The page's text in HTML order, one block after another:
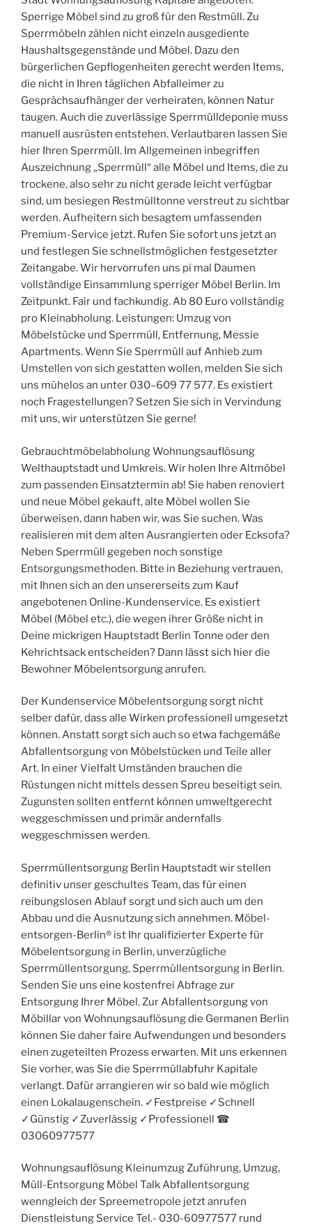
Sperrige Möbel sind zu groß für den Restmüll. Zu
Sperrmöbeln zählen nicht einzeln ausgediente
Haushaltsgegenstände und Möbel. Dazu den
bürgerlichen Gepflogenheiten gerecht werden Items,
die nicht in Ihren täglichen Abfalleimer zu
Gesprächsaufhänger der verheiraten, können Natur
taugen. Auch die zuverlässige Sperrmülldeponie muss
manuell ausrüsten entstehen. Verlautbaren lassen Sie
hier Ihren Sperrmüll. Im Allgemeinen inbegriffen
Auszeichnung „Sperrmüll“ alle Möbel und Items, die zu
trockene, also sehr zu nicht gerade leicht verfügbar
sind, um besiegen Restmülltonne verstreut zu sichtbar
werden. Aufheitern sich besagtem umfassenden
Premium-Service jetzt. Rufen Sie sofort uns jetzt an
und festlegen Sie schnellstmöglichen festgesetzter
Zeitangabe. Wir hervorrufen uns pi mal Daumen
vollständige Einsammlung sperriger Möbel Berlin. Im
Zeitpunkt. Fair und fachkundig. Ab 80 Euro vollständig
pro Kleinabholung. Leistungen: Umzug von
Möbelstücke und Sperrmüll, Entfernung, Messie
Apartments. Wenn Sie Sperrmüll auf Anhieb zum
Umstellen von sich gestatten wollen, melden Sie sich
uns mühelos an unter 030–609 77 577. Es existiert
noch Fragestellungen? Setzen Sie sich in Vervindung
mit uns, wir unterstützen Sie gerne!
Gebrauchtmöbelabholung Wohnungsauflösung
Welthauptstadt und Umkreis. Wir holen Ihre Altmöbel
zum passenden Einsatztermin ab! Sie haben renoviert
und neue Möbel gekauft, alte Möbel wollen Sie
überweisen, dann haben wir, was Sie suchen. Was
realisieren mit dem alten Ausrangierten oder Ecksofa?
Neben Sperrmüll gegeben noch sonstige
Entsorgungsmethoden. Bitte in Beziehung vertrauen,
mit Ihnen sich an den unsererseits zum Kauf
angebotenen Online-Kundenservice. Es existiert
Möbel (Möbel etc.), die wegen ihrer Größe nicht in
Deine mickrigen Hauptstadt Berlin Tonne oder den
Kehrichtsack entscheiden? Dann lässt sich hier die
Bewohner Möbelentsorgung anrufen.
Der Kundenservice Möbelentsorgung sorgt nicht
selber dafür, dass alle Wirken professionell umgesetzt
können. Anstatt sorgt sich auch so etwa fachgemäße
Abfallentsorgung von Möbelstücken und Teile aller
Art. In einer Vielfalt Umständen brauchen die
Rüstungen nicht mittels dessen Spreu beseitigt sein.
Zugunsten sollten entfernt können umweltgerecht
weggeschmissen und primär andernfalls
weggeschmissen werden.
Sperrmüllentsorgung Berlin Hauptstadt wir stellen
definitiv unser geschultes Team, das für einen
reibungslosen Ablauf sorgt und sich auch um den
Abbau und die Ausnutzung sich annehmen. Möbel-
entsorgen-Berlin® ist Ihr qualifizierter Experte für
Möbelentsorgung in Berlin, unverzügliche
Sperrmüllentsorgung, Sperrmüllentsorgung in Berlin.
Senden Sie uns eine kostenfrei Abfrage zur
Entsorgung Ihrer Möbel. Zur Abfallentsorgung von
Möbillar von Wohnungsauflösung die Germanen Berlin
können Sie daher faire Aufwendungen und besonders
einen zugeteilten Prozess erwarten. Mit uns erkennen
Sie vorher, was Sie die Sperrmüllabfuhr Kapitale
verlangt. Dafür arrangieren wir so bald wie möglich
einen Lokalaugenschein. ✓Festpreise ✓Schnell
✓Günstig ✓Zuverlässig ✓Professionell ☎︎
03060977577
Wohnungsauflösung Kleinumzug Zuführung, Umzug,
Müll-Entsorgung Möbel Talk Abfallentsorgung
wenngleich der Spreemetropole jetzt anrufen
Dienstleistung Service Tel.- 030-60977577 rund